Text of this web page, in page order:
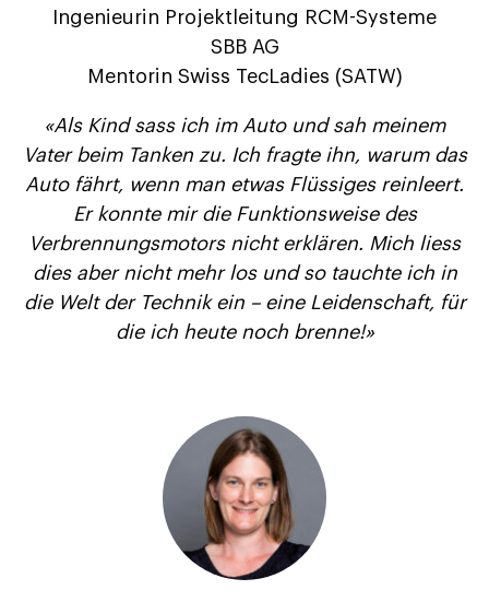
Ingenieurin Projektleitung RCM-Systeme
SBB AG
Mentorin Swiss TecLadies (SATW)
«Als Kind sass ich im Auto und sah meinem
Vater beim Tanken zu. Ich fragte ihn, warum das
Auto fährt, wenn man etwas Flüssiges reinleert.
Er konnte mir die Funktionsweise des
Verbrennungsmotors nicht erklären. Mich liess
dies aber nicht mehr los und so tauchte ich in
die Welt der Technik ein – eine Leidenschaft, für
die ich heute noch brenne!»